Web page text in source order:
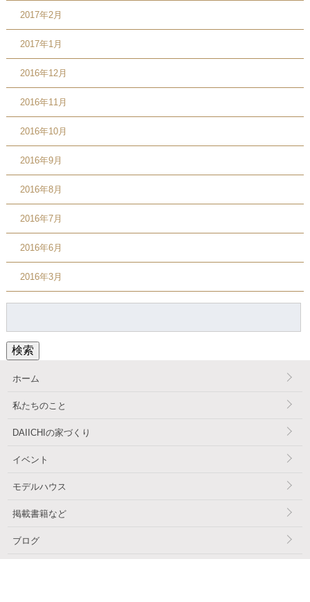
2017年2月
2017年1月
2016年12月
2016年11月
2016年10月
2016年9月
2016年8月
2016年7月
2016年6月
2016年3月
検索
ホーム
私たちのこと
DAIICHIの家づくり
イベント
モデルハウス
掲載書籍など
ブログ